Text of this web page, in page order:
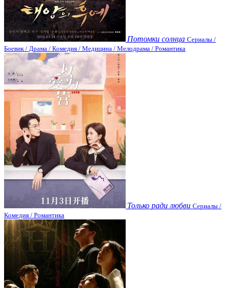
Потомки солнца Сериалы /
Боевик / Драма / Комедия / Медицина / Мелодрама / Романтика
Только ради любви Сериалы /
Комедия / Романтика